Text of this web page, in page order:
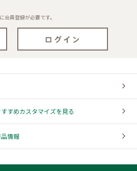
員登録が必要です。
すめカスタマイズを見る
情報